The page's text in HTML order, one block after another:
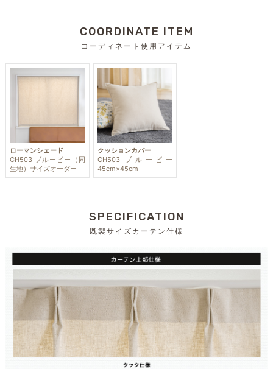
COORDINATE ITEM
コーディネート使用アイテム
ローマンシェード
CH503 ブルービー（同
生地）サイズオーダー
クッションカバー
CH503 ブルービー
45cm×45cm
SPECIFICATION
既製サイズカーテン仕様